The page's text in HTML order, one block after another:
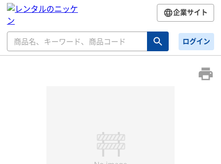
企業サイト
ログイン